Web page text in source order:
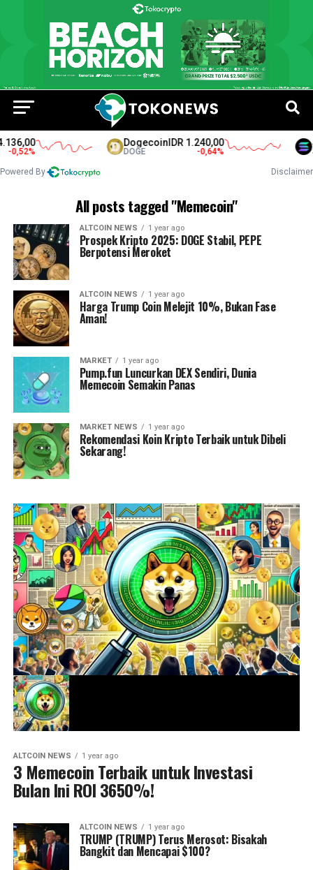
%
DogecoinIDR 1.240,00
DOGE -0,64%
Powered By Disclaimer
All posts tagged "Memecoin"
ALTCOIN NEWS 1 year ago
Prospek Kripto 2025: DOGE Stabil, PEPE
Berpotensi Meroket
ALTCOIN NEWS 1 year ago
Harga Trump Coin Melejit 10%, Bukan Fase
Aman!
MARKET 1 year ago
Pump.fun Luncurkan DEX Sendiri, Dunia
Memecoin Semakin Panas
MARKET NEWS 1 year ago
Rekomendasi Koin Kripto Terbaik untuk Dibeli
Sekarang!
ALTCOIN NEWS 1 year ago
3 Memecoin Terbaik untuk Investasi
Bulan Ini ROI 3650%!
ALTCOIN NEWS 1 year ago
TRUMP (TRUMP) Terus Merosot: Bisakah
Bangkit dan Mencapai $100?